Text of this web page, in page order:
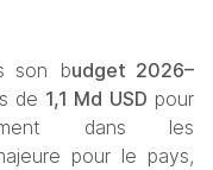
son budget 2026–
de 1,1 Md USD pour
dans les
pour le pays,